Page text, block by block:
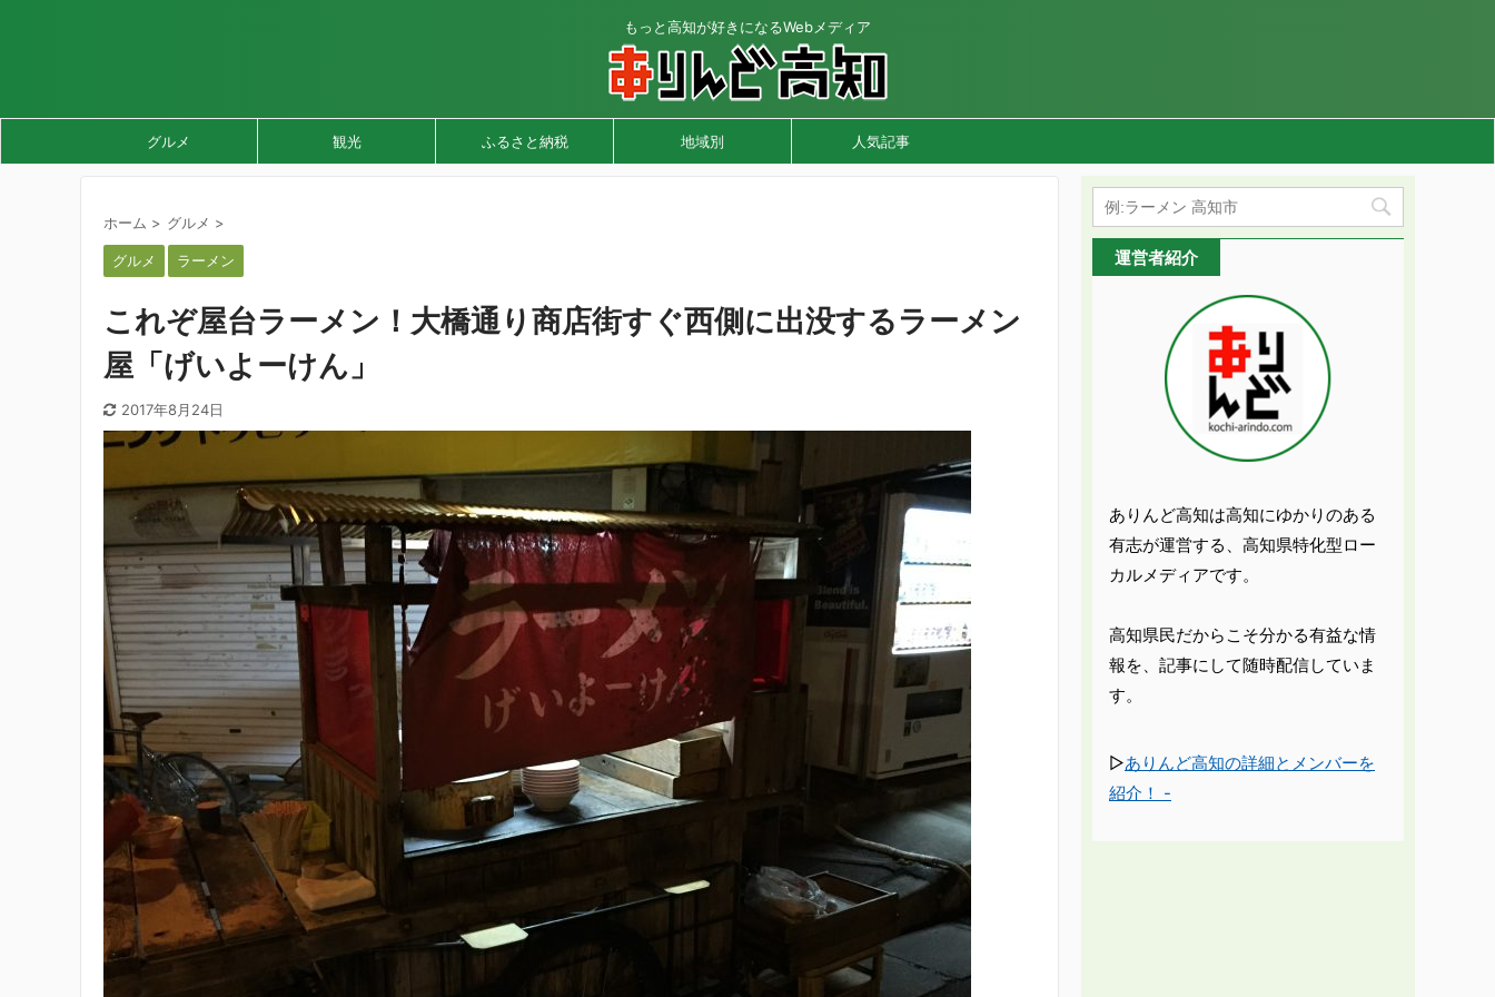
もっと高知が好きになるWebメディア
グルメ 観光 ふるさと納税 地域別 人気記事
ホーム > グルメ >
グルメ ラーメン
これぞ屋台ラーメン！大橋通り商店街すぐ西側に出没するラーメン
屋「げいよーけん」
2017年8月24日
運営者紹介
ありんど高知は高知にゆかりのある
有志が運営する、高知県特化型ロー
カルメディアです。
高知県民だからこそ分かる有益な情
報を、記事にして随時配信していま
す。
▷ありんど高知の詳細とメンバーを
紹介！ -